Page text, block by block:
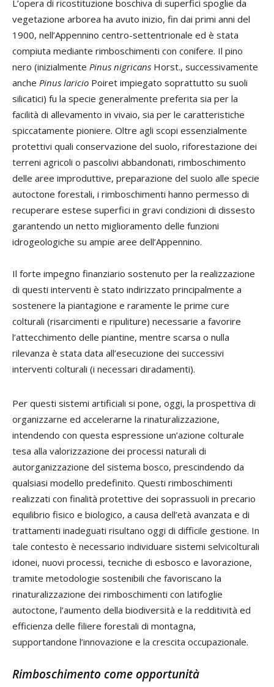
L’opera di ricostituzione boschiva di superfici spoglie da
vegetazione arborea ha avuto inizio, fin dai primi anni del
1900, nell’Appennino centro-settentrionale ed è stata
compiuta mediante rimboschimenti con conifere. Il pino
nero (inizialmente Pinus nigricans Horst., successivamente
anche Pinus laricio Poiret impiegato soprattutto su suoli
silicatici) fu la specie generalmente preferita sia per la
facilità di allevamento in vivaio, sia per le caratteristiche
spiccatamente pioniere. Oltre agli scopi essenzialmente
protettivi quali conservazione del suolo, riforestazione dei
terreni agricoli o pascolivi abbandonati, rimboschimento
delle aree improduttive, preparazione del suolo alle specie
autoctone forestali, i rimboschimenti hanno permesso di
recuperare estese superfici in gravi condizioni di dissesto
garantendo un netto miglioramento delle funzioni
idrogeologiche su ampie aree dell’Appennino.
Il forte impegno finanziario sostenuto per la realizzazione
di questi interventi è stato indirizzato principalmente a
sostenere la piantagione e raramente le prime cure
colturali (risarcimenti e ripuliture) necessarie a favorire
l’attecchimento delle piantine, mentre scarsa o nulla
rilevanza è stata data all’esecuzione dei successivi
interventi colturali (i necessari diradamenti).
Per questi sistemi artificiali si pone, oggi, la prospettiva di
organizzarne ed accelerarne la rinaturalizzazione,
intendendo con questa espressione un’azione colturale
tesa alla valorizzazione dei processi naturali di
autorganizzazione del sistema bosco, prescindendo da
qualsiasi modello predefinito. Questi rimboschimenti
realizzati con finalità protettive dei soprassuoli in precario
equilibrio fisico e biologico, a causa dell’età avanzata e di
trattamenti inadeguati risultano oggi di difficile gestione. In
tale contesto è necessario individuare sistemi selvicolturali
idonei, nuovi processi, tecniche di esbosco e lavorazione,
tramite metodologie sostenibili che favoriscano la
rinaturalizzazione dei rimboschimenti con latifoglie
autoctone, l’aumento della biodiversità e la redditività ed
efficienza delle filiere forestali di montagna,
supportandone l’innovazione e la crescita occupazionale.
Rimboschimento come opportunità